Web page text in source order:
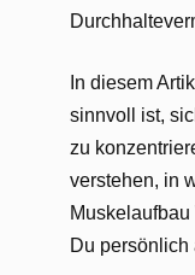
In diesem
sinnvoll ist,
zu
verstehen, in
Du persönlich